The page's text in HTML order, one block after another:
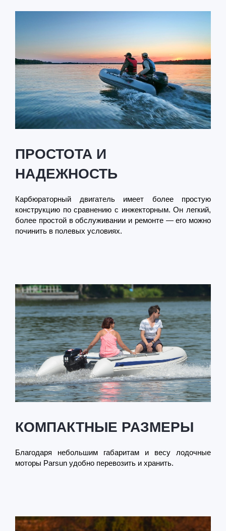
ПРОСТОТА И
НАДЕЖНОСТЬ
Карбюраторный двигатель имеет более простую
конструкцию по сравнению с инжекторным. Он легкий,
более простой в обслуживании и ремонте — его можно
починить в полевых условиях.
КОМПАКТНЫЕ РАЗМЕРЫ
Благодаря небольшим габаритам и весу лодочные
моторы Parsun удобно перевозить и хранить.